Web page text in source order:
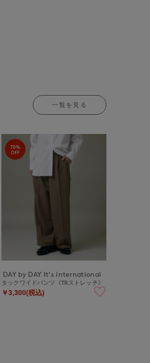
一覧を見る
70%
OFF
DAY by DAY It's international
タックワイドパンツ《TRストレッチ》
￥3,300(税込)